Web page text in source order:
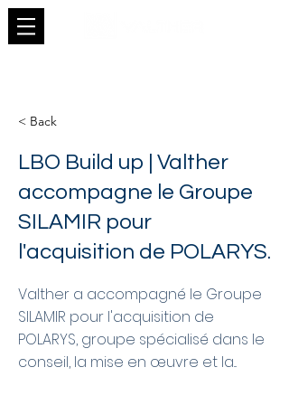
< Back
LBO Build up | Valther
accompagne le Groupe
SILAMIR pour
l'acquisition de POLARYS.
Valther a accompagné le Groupe
SILAMIR pour l'acquisition de
POLARYS, groupe spécialisé dans le
conseil, la mise en œuvre et la...